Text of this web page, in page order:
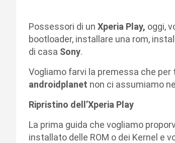
Possessori di un Xperia Play, oggi,
bootloader, installare una rom,
di casa Sony.
Vogliamo farvi la premessa che
androidplanet non ci assumiamo
Ripristino dell’Xperia Play
La prima guida che vogliamo
installato delle ROM o dei Kernel e